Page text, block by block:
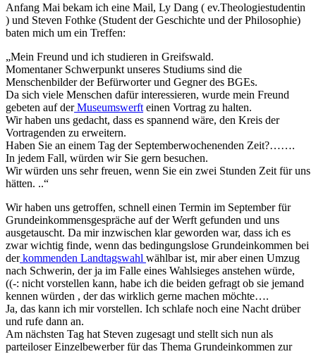
Anfang Mai bekam ich eine Mail, Ly Dang ( ev.Theologiestudentin
) und Steven Fothke (Student der Geschichte und der Philosophie)
baten mich um ein Treffen:
„Mein Freund und ich studieren in Greifswald.
Momentaner Schwerpunkt unseres Studiums sind die
Menschenbilder der Befürworter und Gegner des BGEs.
Da sich viele Menschen dafür interessieren, wurde mein Freund
gebeten auf derMuseumswerft einen Vortrag zu halten.
Wir haben uns gedacht, dass es spannend wäre, den Kreis der
Vortragenden zu erweitern.
Haben Sie an einem Tag der Septemberwochenenden Zeit?…….
In jedem Fall, würden wir Sie gern besuchen.
Wir würden uns sehr freuen, wenn Sie ein zwei Stunden Zeit für uns
hätten. ..“
Wir haben uns getroffen, schnell einen Termin im September für
Grundeinkommensgespräche auf der Werft gefunden und uns
ausgetauscht. Da mir inzwischen klar geworden war, dass ich es
zwar wichtig finde, wenn das bedingungslose Grundeinkommen bei
derkommenden Landtagswahl wählbar ist, mir aber einen Umzug
nach Schwerin, der ja im Falle eines Wahlsieges anstehen würde,
((-: nicht vorstellen kann, habe ich die beiden gefragt ob sie jemand
kennen würden , der das wirklich gerne machen möchte….
Ja, das kann ich mir vorstellen. Ich schlafe noch eine Nacht drüber
und rufe dann an.
Am nächsten Tag hat Steven zugesagt und stellt sich nun als
parteiloser Einzelbewerber für das Thema Grundeinkommen zur